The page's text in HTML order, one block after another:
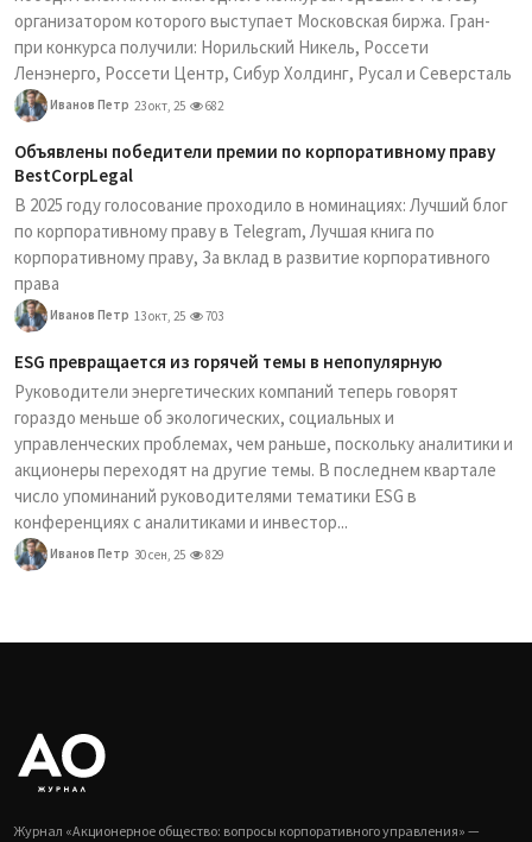
организатором которого выступает Московская биржа. Гран-
при конкурса получили: Норильский Никель, Россети
Ленэнерго, Россети Центр, Сибур Холдинг, Русал и Северсталь
Иванов Петр 23 окт, 25 682
Объявлены победители премии по корпоративному праву
BestCorpLegal
В 2025 году голосование проходило в номинациях: Лучший блог
по корпоративному праву в Telegram, Лучшая книга по
корпоративному праву, За вклад в развитие корпоративного
права
Иванов Петр 13 окт, 25 703
ESG превращается из горячей темы в непопулярную
Руководители энергетических компаний теперь говорят
гораздо меньше об экологических, социальных и
управленческих проблемах, чем раньше, поскольку аналитики и
акционеры переходят на другие темы. В последнем квартале
число упоминаний руководителями тематики ESG в
конференциях с аналитиками и инвестор...
Иванов Петр 30 сен, 25 829
Журнал «Акционерное общество: вопросы корпоративного управления» —